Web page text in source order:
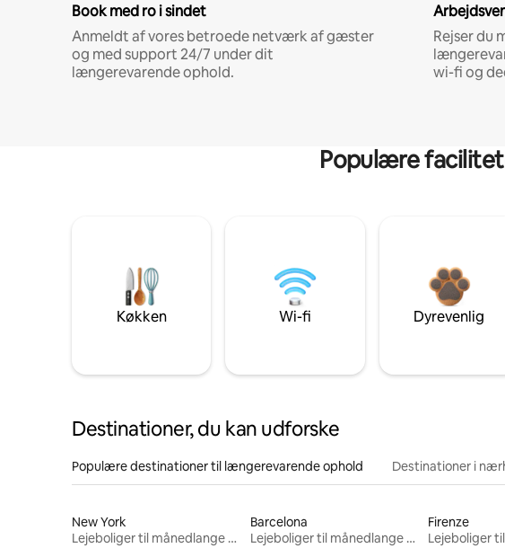
Book med ro i sindet
Anmeldt af vores betroede netværk af gæster
og med support 24/7 under dit
længerevarende ophold.
Rejser du
wi-fi og
Populære
Køkken Wi-fi Dyrevenlig
Destinationer, du kan udforske
Populære destinationer til længerevarende ophold Destinationer i
New York
Lejeboliger til månedlange ophold
Barcelona
Lejeboliger til månedlange ophold
Firenze